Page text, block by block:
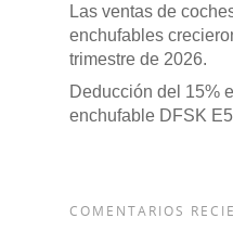
Las ventas de
enchufables
trimestre de 2026.
Deducción del 15%
enchufable DFSK E5
COMENTARIOS